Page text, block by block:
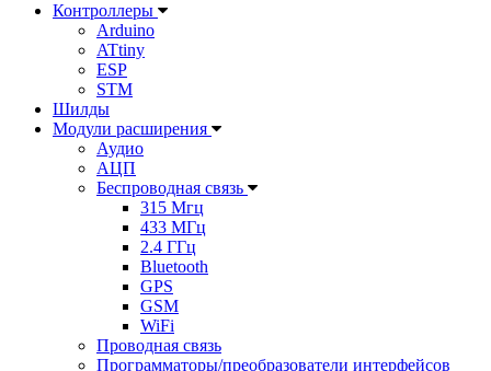
Контроллеры
Arduino
ATtiny
ESP
STM
Шилды
Модули расширения
Аудио
АЦП
Беспроводная связь
315 Мгц
433 МГц
2.4 ГГц
Bluetooth
GPS
GSM
WiFi
Проводная связь
Программаторы/преобразователи интерфейсов